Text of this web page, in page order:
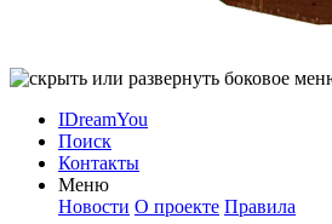
IDreamYou
Поиск
Контакты
Меню
Новости О проекте Правила